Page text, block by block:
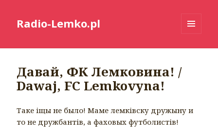
Radio-Lemko.pl
Давай, ФК Лемковина! /
Dawaj, FC Lemkovyna!
Таке іщы не было! Маме лемківску дружыну и
то не дружбантів, а фаховых футболистів!